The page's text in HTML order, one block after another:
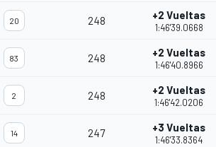
20 248 +2 Vueltas
1:46'39.0668
83 248 +2 Vueltas
1:46'40.8966
2 248 +2 Vueltas
1:46'42.0206
14 247 +3 Vueltas
1:46'33.8364